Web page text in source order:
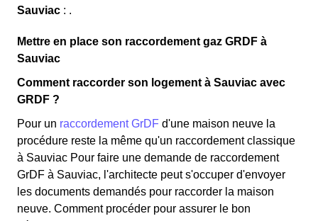
Sauviac : .
Mettre en place son raccordement gaz GRDF à
Sauviac
Comment raccorder son logement à Sauviac avec
GRDF ?
Pour un raccordement GrDF d'une maison neuve la
procédure reste la même qu'un raccordement classique
à Sauviac Pour faire une demande de raccordement
GrDF à Sauviac, l'architecte peut s'occuper d'envoyer
les documents demandés pour raccorder la maison
neuve. Comment procéder pour assurer le bon